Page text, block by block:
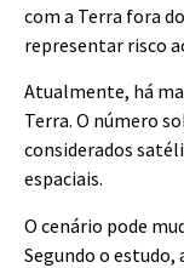
com a Terra fora
representar risco
Atualmente, há
Terra. O número
considerados
espaciais.
O cenário pode
Segundo o estudo,